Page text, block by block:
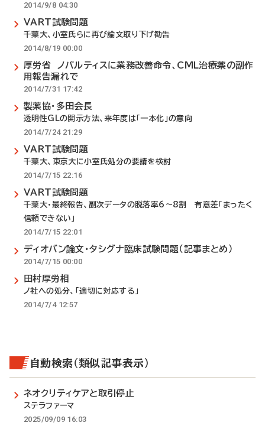
2014/9/8 04:30
VART試験問題
千葉大、小室氏らに再び論文取り下げ勧告
2014/8/19 00:00
厚労省 ノバルティスに業務改善命令、CML治療薬の副作
用報告漏れで
2014/7/31 17:42
製薬協・多田会長
透明性GLの開示方法、来年度は「一本化」の意向
2014/7/24 21:29
VART試験問題
千葉大、東京大に小室氏処分の要請を検討
2014/7/15 22:16
VART試験問題
千葉大・最終報告、副次データの脱落率6～8割 有意差「まったく
信頼できない」
2014/7/15 22:01
ディオバン論文・タシグナ臨床試験問題（記事まとめ）
2014/7/15 00:00
田村厚労相
ノ社への処分、「適切に対応する」
2014/7/4 12:57
自動検索（類似記事表示）
ネオクリティケアと取引停止
ステラファーマ
2025/09/09 16:03